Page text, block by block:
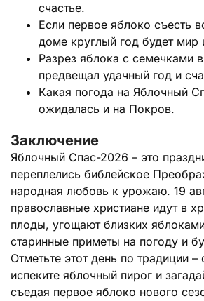
счастье.
Если первое яблоко съесть
доме круглый год будет мир
Разрез яблока с семечками
предвещал удачный год и
Какая погода на Яблочный
ожидалась и на Покров.
Заключение
Яблочный Спас-2026 – это
переплелись библейское
народная любовь к урожаю. 19
православные христиане идут в
плоды, угощают близких
старинные приметы на погоду и
Отметьте этот день по традиции –
испеките яблочный пирог и
съедая первое яблоко нового